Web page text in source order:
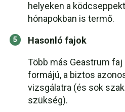
helyeken a
hónapokban is termő.
Hasonló fajok
Több más Geastrum
formájú, a biztos
vizsgálatra (és sok
szükség).